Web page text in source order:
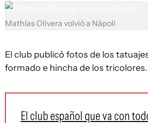
Mathías Olivera volvió a Nápoli
El club publicó fotos de los
formado e hincha de los tricolores.
El club español que va con